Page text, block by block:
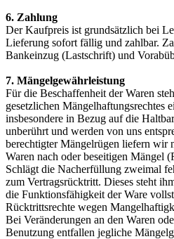
6. Zahlung
Der Kaufpreis ist grundsätzlich bei
Lieferung sofort fällig und zahlbar.
Bankeinzug (Lastschrift) und
7. Mängelgewährleistung
Für die Beschaffenheit der Waren
gesetzlichen Mängelhaftungsrechtes
insbesondere in Bezug auf die
unberührt und werden von uns
berechtigter Mängelrügen liefern wir
Waren nach oder beseitigen Mängel
Schlägt die Nacherfüllung zweimal
zum Vertragsrücktritt. Dieses steht
die Funktionsfähigkeit der Ware
Rücktrittsrechte wegen
Bei Veränderungen an den Waren
Benutzung entfallen jegliche